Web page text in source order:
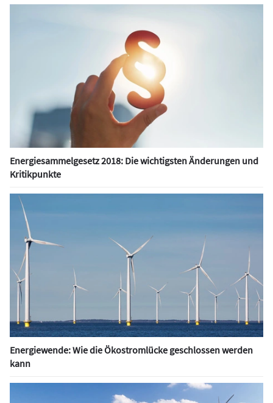
Energiesammelgesetz 2018: Die wichtigsten Änderungen und
Kritikpunkte
Energiewende: Wie die Ökostromlücke geschlossen werden
kann